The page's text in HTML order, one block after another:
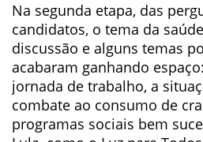
Na segunda etapa, das
candidatos, o tema da
discussão e alguns temas
acabaram ganhando
jornada de trabalho, a
combate ao consumo de
programas sociais bem